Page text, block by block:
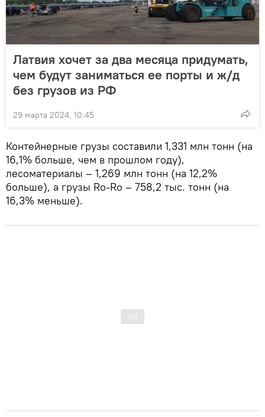
Латвия хочет за два месяца придумать,
чем будут заниматься ее порты и ж/д
без грузов из РФ
29 марта 2024, 10:45
Контейнерные грузы составили 1,331 млн тонн (на
16,1% больше, чем в прошлом году),
лесоматериалы – 1,269 млн тонн (на 12,2%
больше), а грузы Ro-Ro – 758,2 тыс. тонн (на
16,3% меньше).